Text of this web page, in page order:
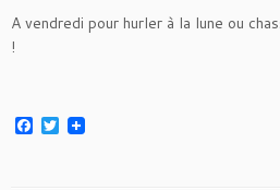
A vendredi pour hurler à la lune ou
!
F T
w